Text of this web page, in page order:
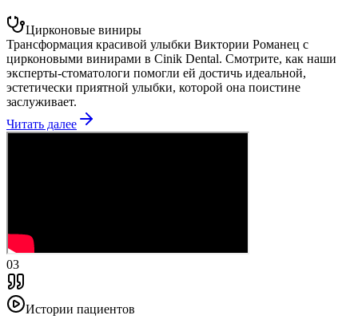
Цирконовые виниры
Трансформация красивой улыбки Виктории Романец с
цирконовыми винирами в Cinik Dental. Смотрите, как наши
эксперты-стоматологи помогли ей достичь идеальной,
эстетически приятной улыбки, которой она поистине
заслуживает.
Читать далее
03
Истории пациентов